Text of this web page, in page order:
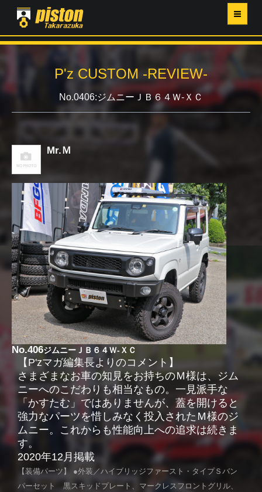
P'Z MAGAZINE
PISTON YAHOO店
店舗ご案内
P'z CUSTOM -REVIEW-
No.0406:ジムニーＪＢ６４Ｗ-ＸＣ
Mr.Ｍ
No.406ジムニーＪＢ６４Ｗ-ＸＣ
【P'zマガ編集長よりのコメント】
さまざまなお車の知見をお持ちのＭ様は、ジム
ニーへのこだわりも相当なもの。一見派手な
「かすたむ」ではありませんが、蓋を開けると
強力なパーツを惜しみなく投入されたＭ様のジ
ムニー。これからも性能向上への追求は続きま
す。
2020年12月掲載
【装備パーツ】 ●外装／ハイブリッジファースト・タイプＳバン
パーセット 黒スキッドプレート、マークレスフロントグリル、